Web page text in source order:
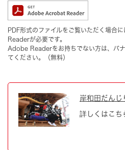
PDF形式のファイルをご覧いただく場合
Readerが必要です。
Adobe Readerをお持ちでない方は、バ
てください。（無料）
岸和田だんじ
詳しくはこち